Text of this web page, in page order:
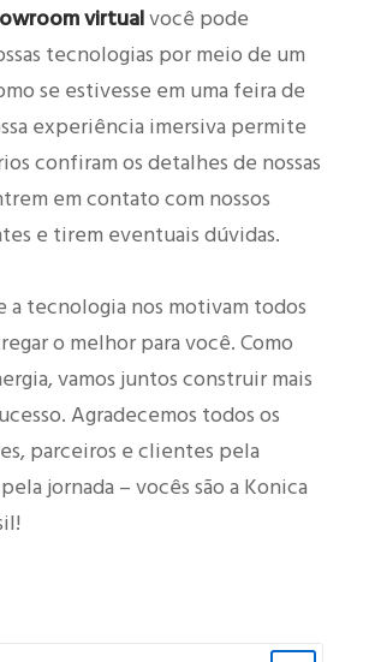
virtualvocê pode
tecnologias por meio de um
se estivesse em uma feira de
experiência imersiva permite
confiram os detalhes de nossas
em contato com nossos
e tirem eventuais dúvidas.
a tecnologia nos motivam todos
o melhor para você. Como
vamos juntos construir mais
Agradecemos todos os
parceiros e clientes pela
jornada – vocês são a Konica